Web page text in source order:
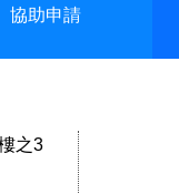
協助申請
之3